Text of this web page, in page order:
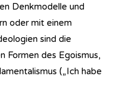
Denkmodelle und
oder mit einem
sind die
Formen des Egoismus,
(„Ich habe